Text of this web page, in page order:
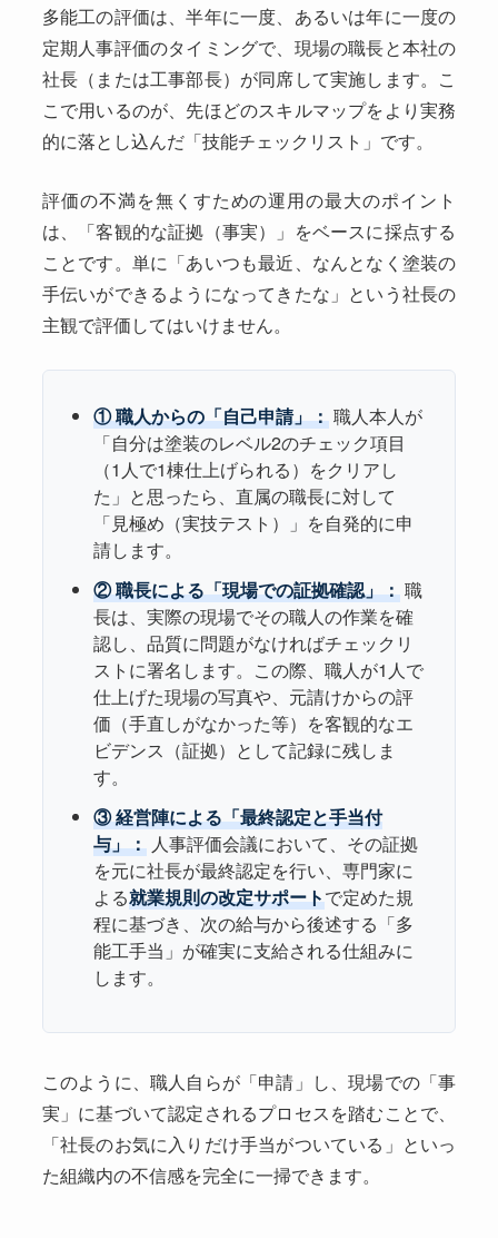
多能工の評価は、半年に一度、あるいは年に一度の
定期人事評価のタイミングで、現場の職長と本社の
社長（または工事部長）が同席して実施します。こ
こで用いるのが、先ほどのスキルマップをより実務
的に落とし込んだ「技能チェックリスト」です。
評価の不満を無くすための運用の最大のポイント
は、「客観的な証拠（事実）」をベースに採点する
ことです。単に「あいつも最近、なんとなく塗装の
手伝いができるようになってきたな」という社長の
主観で評価してはいけません。
① 職人からの「自己申請」：職人本人が
「自分は塗装のレベル2のチェック項目
（1人で1棟仕上げられる）をクリアし
た」と思ったら、直属の職長に対して
「見極め（実技テスト）」を自発的に申
請します。
② 職長による「現場での証拠確認」：職
長は、実際の現場でその職人の作業を確
認し、品質に問題がなければチェックリ
ストに署名します。この際、職人が1人で
仕上げた現場の写真や、元請けからの評
価（手直しがなかった等）を客観的なエ
ビデンス（証拠）として記録に残しま
す。
③ 経営陣による「最終認定と手当付
与」：人事評価会議において、その証拠
を元に社長が最終認定を行い、専門家に
よる就業規則の改定サポートで定めた規
程に基づき、次の給与から後述する「多
能工手当」が確実に支給される仕組みに
します。
このように、職人自らが「申請」し、現場での「事
実」に基づいて認定されるプロセスを踏むことで、
「社長のお気に入りだけ手当がついている」といっ
た組織内の不信感を完全に一掃できます。